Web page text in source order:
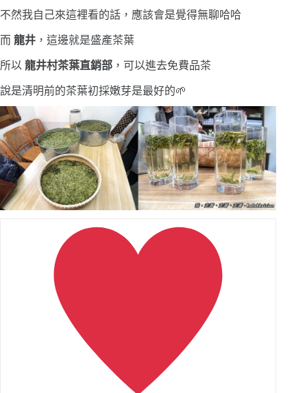
不然我自己來這裡看的話，應該會是覺得無聊哈哈
而 龍井 ，這邊就是盛產茶葉
所以 龍井村茶葉直銷部 ，可以進去免費品茶
說是清明前的茶葉初採嫩芽是最好的🌱